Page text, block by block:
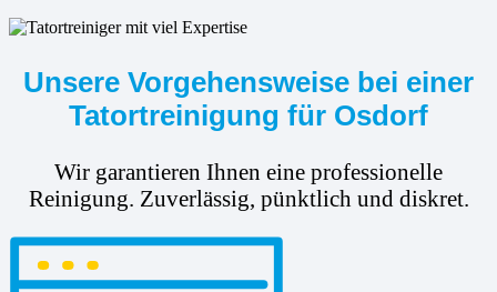
Unsere Vorgehensweise bei einer
Tatortreinigung für Osdorf
Wir garantieren Ihnen eine professionelle
Reinigung. Zuverlässig, pünktlich und diskret.